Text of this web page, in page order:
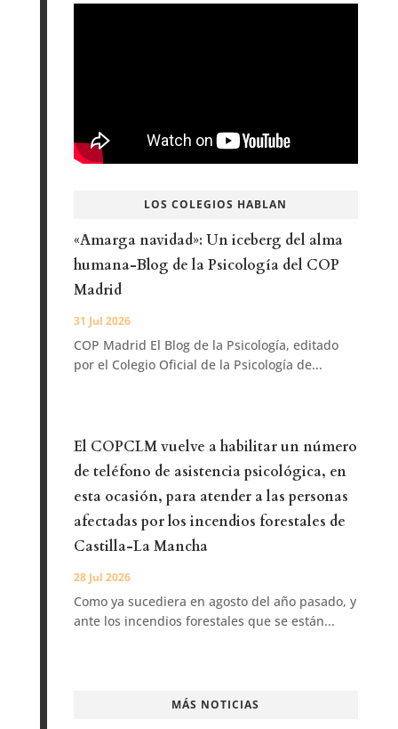
LOS COLEGIOS HABLAN
«Amarga navidad»: Un iceberg del alma
humana-Blog de la Psicología del COP
Madrid
31 Jul 2026
COP Madrid El Blog de la Psicología, editado
por el Colegio Oficial de la Psicología de...
El COPCLM vuelve a habilitar un número
de teléfono de asistencia psicológica, en
esta ocasión, para atender a las personas
afectadas por los incendios forestales de
Castilla-La Mancha
28 Jul 2026
Como ya sucediera en agosto del año pasado, y
ante los incendios forestales que se están...
MÁS NOTICIAS